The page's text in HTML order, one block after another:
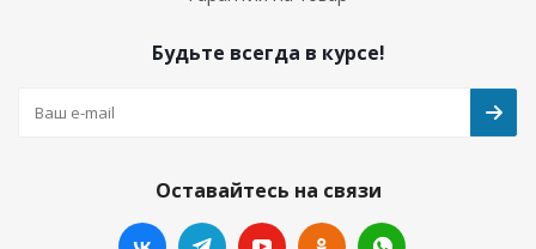
Будьте всегда в курсе!
Оставайтесь на связи